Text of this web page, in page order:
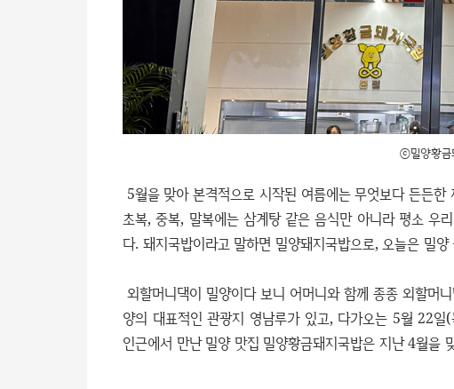
ⓒ밀양황금
5월을 맞아 본격적으로 시작된 여름에는 무엇보다 든든
초복, 중복, 말복에는 삼계탕 같은 음식만 아니라 평소 우
다. 돼지국밥이라고 말하면 밀양돼지국밥으로, 오늘은 밀
외할머니댁이 밀양이다 보니 어머니와 함께 종종 외할머
양의 대표적인 관광지 영남루가 있고, 다가오는 5월 22
인근에서 만난 밀양 맛집 밀양황금돼지국밥은 지난 4월을